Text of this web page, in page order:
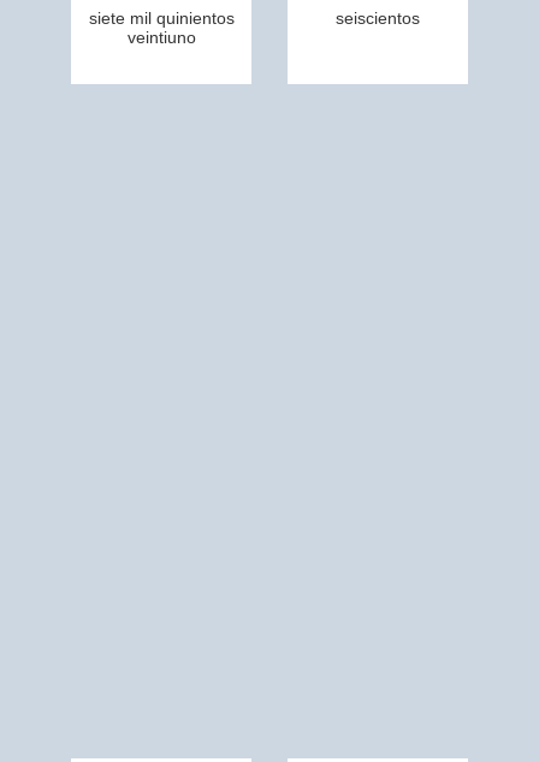
siete mil quinientos
veintiuno
seiscientos